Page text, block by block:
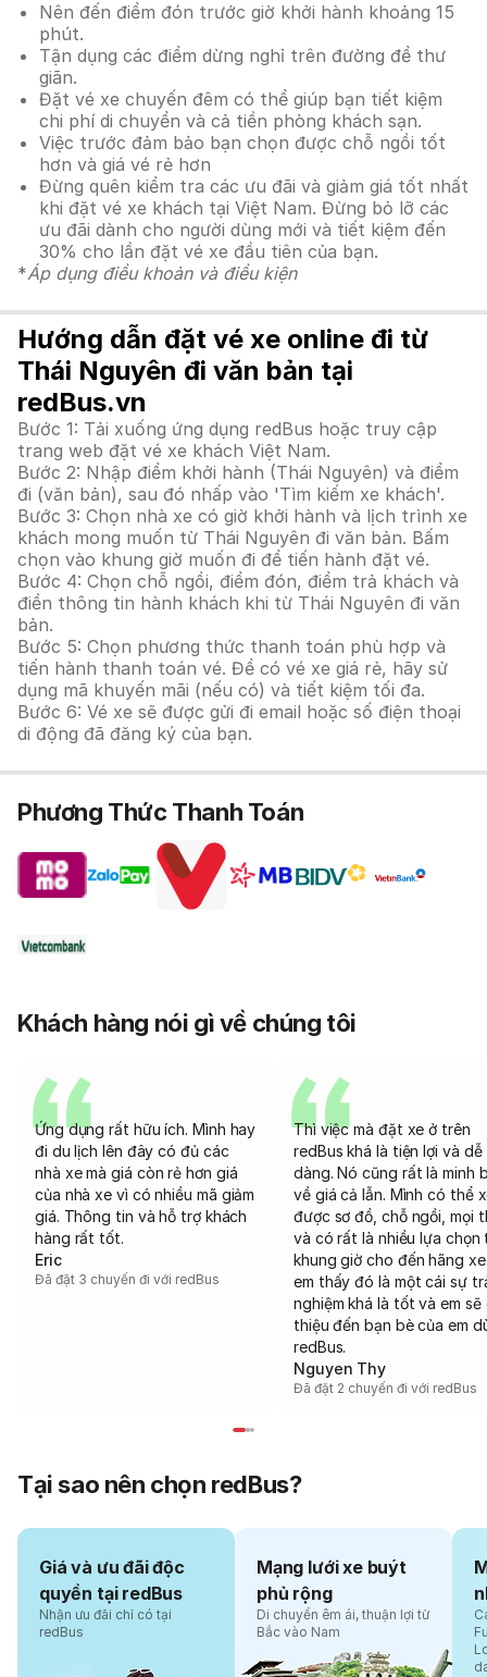
Nên đến điểm đón trước giờ khởi hành khoảng 15
phút.
Tận dụng các điểm dừng nghỉ trên đường để thư
giãn.
Đặt vé xe chuyến đêm có thể giúp bạn tiết kiệm
chi phí di chuyển và cả tiền phòng khách sạn.
Việc trước đảm bảo bạn chọn được chỗ ngồi tốt
hơn và giá vé rẻ hơn
Đừng quên kiểm tra các ưu đãi và giảm giá tốt nhất
khi đặt vé xe khách tại Việt Nam. Đừng bỏ lỡ các
ưu đãi dành cho người dùng mới và tiết kiệm đến
30% cho lần đặt vé xe đầu tiên của bạn.
*Áp dụng điều khoản và điều kiện
Hướng dẫn đặt vé xe online đi từ
Thái Nguyên đi văn bản tại
redBus.vn
Bước 1: Tải xuống ứng dụng redBus hoặc truy cập
trang web đặt vé xe khách Việt Nam.
Bước 2: Nhập điểm khởi hành (Thái Nguyên) và điểm
đi (văn bản), sau đó nhấp vào 'Tìm kiếm xe khách'.
Bước 3: Chọn nhà xe có giờ khởi hành và lịch trình xe
khách mong muốn từ Thái Nguyên đi văn bản. Bấm
chọn vào khung giờ muốn đi để tiến hành đặt vé.
Bước 4: Chọn chỗ ngồi, điểm đón, điểm trả khách và
điền thông tin hành khách khi từ Thái Nguyên đi văn
bản.
Bước 5: Chọn phương thức thanh toán phù hợp và
tiến hành thanh toán vé. Để có vé xe giá rẻ, hãy sử
dụng mã khuyến mãi (nếu có) và tiết kiệm tối đa.
Bước 6: Vé xe sẽ được gửi đi email hoặc số điện thoại
di động đã đăng ký của bạn.
Phương Thức Thanh Toán
Khách hàng nói gì về chúng tôi
Ứng dụng rất hữu ích. Mình hay
đi du lịch lên đây có đủ các
nhà xe mà giá còn rẻ hơn giá
của nhà xe vì có nhiều mã giảm
giá. Thông tin và hỗ trợ khách
hàng rất tốt.
Eric
Đã đặt 3 chuyến đi với redBus
Thì việc mà đặt xe ở trên
redBus khá là tiện lợi và dễ
dàng. Nó cũng rất là minh
về giá cả lẫn. Mình có thể
được sơ đồ, chỗ ngồi, mọi
và có rất là nhiều lựa chọn
khung giờ cho đến hãng
em thấy đó là một cái sự
nghiệm khá là tốt và em sẽ
thiệu đến bạn bè của em
redBus.
Nguyen Thy
Đã đặt 2 chuyến đi với redBus
Tại sao nên chọn redBus?
Giá và ưu đãi độc
quyền tại redBus
Nhận ưu đãi chỉ có tại
redBus
Mạng lưới xe buýt
phủ rộng
Di chuyển êm ái, thuận lợi từ
Bắc vào Nam